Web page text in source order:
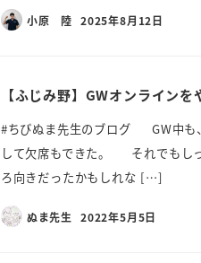
小原 陸 2025年8月12日
【ふじみ野】GWオンライン
#ちびぬま先生のブログ GW中も
して欠席もできた。 それでもし
ろ向きだったかもしれな […]
ぬま先生 2022年5月5日